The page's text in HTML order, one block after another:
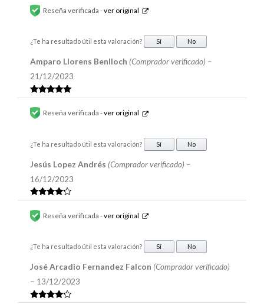
5de 5
Valorado en
5de 5
Amparo Llorens Benlloch (Comprador verificado) –
21/12/2023
Reseña verificada -ver original
¿Te ha resultado útil esta valoración? Sí No
Valorado
en4
Jesús Lopez Andrés (Comprador verificado) –
16/12/2023
Reseña verificada -ver original
¿Te ha resultado útil esta valoración? Sí No
José Arcadio Fernandez Falcon (Comprador verificado)
– 13/12/2023
Reseña verificada -ver original
¿Te ha resultado útil esta valoración? Sí No